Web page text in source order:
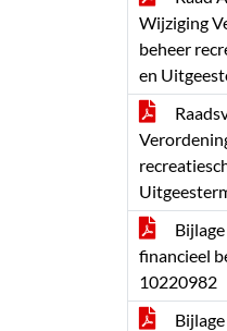
Wijziging
beheer
en
financieel
10220982